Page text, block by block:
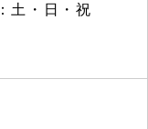
土・日・祝